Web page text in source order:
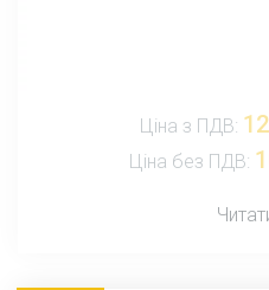
Ціна з ПДВ:
Ціна без ПДВ: